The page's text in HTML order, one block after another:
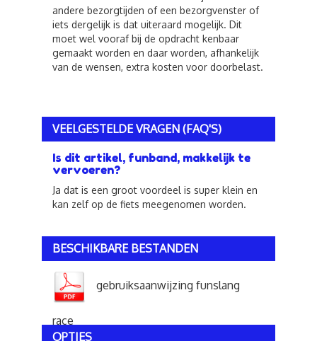
andere bezorgtijden of een bezorgvenster of
iets dergelijk is dat uiteraard mogelijk. Dit
moet wel vooraf bij de opdracht kenbaar
gemaakt worden en daar worden, afhankelijk
van de wensen, extra kosten voor doorbelast.
VEELGESTELDE VRAGEN (FAQ'S)
Is dit artikel, funband, makkelijk te
vervoeren?
Ja dat is een groot voordeel is super klein en
kan zelf op de fiets meegenomen worden.
BESCHIKBARE BESTANDEN
gebruiksaanwijzing funslang
race
OPTIES